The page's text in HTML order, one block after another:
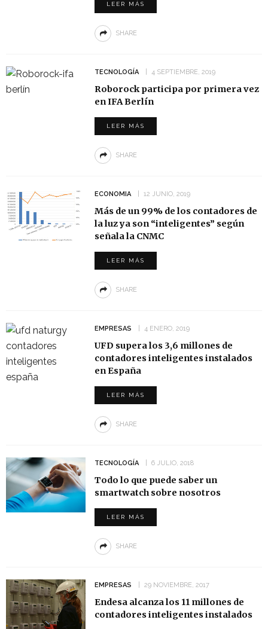
LEER MÁS
SHARE
TECNOLOGÍA 4 SEPTIEMBRE, 2019
Roborock participa por primera vez
en IFA Berlín
LEER MÁS
SHARE
ECONOMIA 12 JUNIO, 2019
Más de un 99% de los contadores de
la luz ya son “inteligentes” según
señala la CNMC
LEER MÁS
SHARE
EMPRESAS 4 ENERO, 2019
UFD supera los 3,6 millones de
contadores inteligentes instalados
en España
LEER MÁS
SHARE
TECNOLOGÍA 6 JULIO, 2018
Todo lo que puede saber un
smartwatch sobre nosotros
LEER MÁS
SHARE
EMPRESAS 29 NOVIEMBRE, 2017
Endesa alcanza los 11 millones de
contadores inteligentes instalados